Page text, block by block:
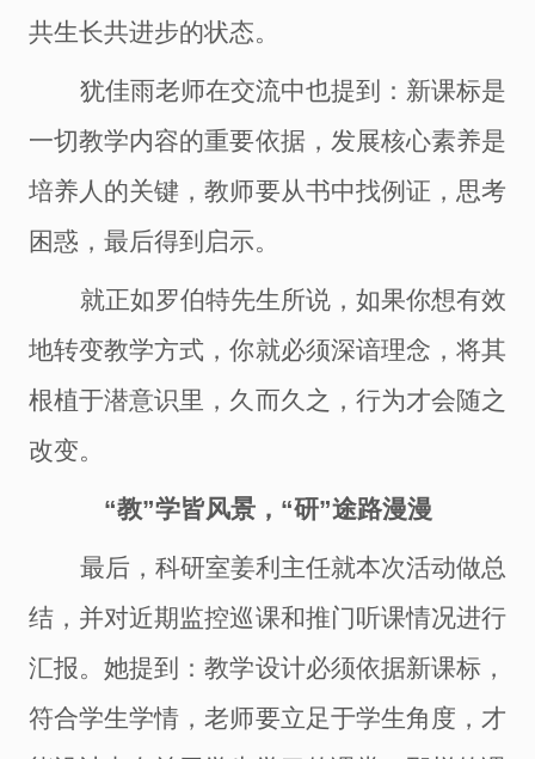
共生长共进步的状态。
犹佳雨老师在交流中也提到：新课标是
一切教学内容的重要依据，发展核心素养是
培养人的关键，教师要从书中找例证，思考
困惑，最后得到启示。
就正如罗伯特先生所说，如果你想有效
地转变教学方式，你就必须深谙理念，将其
根植于潜意识里，久而久之，行为才会随之
改变。
“教”学皆风景，“研”途路漫漫
最后，科研室姜利主任就本次活动做总
结，并对近期监控巡课和推门听课情况进行
汇报。她提到：教学设计必须依据新课标，
符合学生学情，老师要立足于学生角度，才